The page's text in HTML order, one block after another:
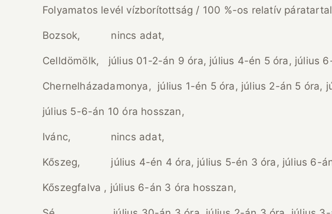
Folyamatos levél vízborítottság / 100 %-os relatív
Bozsok, nincs adat,
Celldömölk, július 01-2-án 9 óra, július 4-én 5 óra, július
Chernelházadamonya, július 1-én 5 óra, július 2-án 5 óra,
július 5-6-án 10 óra hosszan,
Ivánc, nincs adat,
Kőszeg, július 4-én 4 óra, július 5-én 3 óra, július 6-án
Kőszegfalva , július 6-án 3 óra hosszan,